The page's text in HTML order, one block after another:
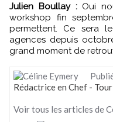
Julien Boullay :Oui
workshop fin
permettent. Ce sera
agences depuis
grand moment de
Rédactrice en Chef -
Voir tous les articles de